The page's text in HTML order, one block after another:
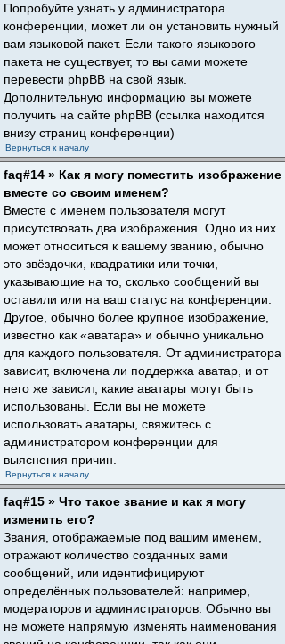
Попробуйте узнать у администратора
конференции, может ли он установить нужный
вам языковой пакет. Если такого языкового
пакета не существует, то вы сами можете
перевести phpBB на свой язык.
Дополнительную информацию вы можете
получить на сайте phpBB (ссылка находится
внизу страниц конференции)
Вернуться к началу
faq#14 » Как я могу поместить изображение
вместе со своим именем?
Вместе с именем пользователя могут
присутствовать два изображения. Одно из них
может относиться к вашему званию, обычно
это звёздочки, квадратики или точки,
указывающие на то, сколько сообщений вы
оставили или на ваш статус на конференции.
Другое, обычно более крупное изображение,
известно как «аватара» и обычно уникально
для каждого пользователя. От администратора
зависит, включена ли поддержка аватар, и от
него же зависит, какие аватары могут быть
использованы. Если вы не можете
использовать аватары, свяжитесь с
администратором конференции для
выяснения причин.
Вернуться к началу
faq#15 » Что такое звание и как я могу
изменить его?
Звания, отображаемые под вашим именем,
отражают количество созданных вами
сообщений, или идентифицируют
определённых пользователей: например,
модераторов и администраторов. Обычно вы
не можете напрямую изменять наименования